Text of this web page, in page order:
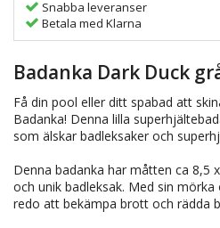
Snabba leveranser
Betala med Klarna
Badanka Dark Duck
Få din pool eller ditt spabad att
Badanka! Denna lilla
som älskar badleksaker och
Denna badanka har måtten ca 8,5
och unik badleksak. Med sin
redo att bekämpa brott och rädda